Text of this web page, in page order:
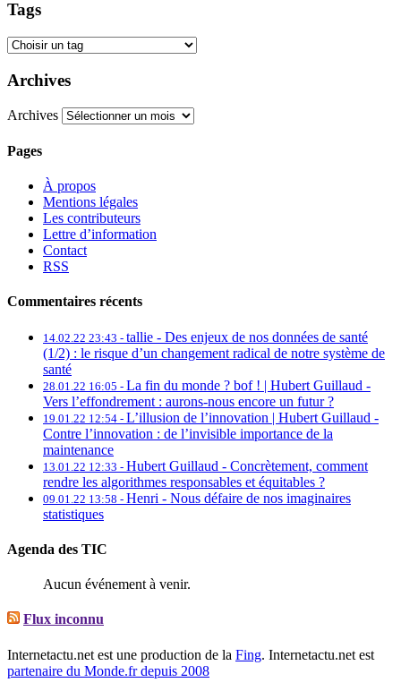
Tags
Archives
Archives
Pages
À propos
Mentions légales
Les contributeurs
Lettre d’information
Contact
RSS
Commentaires récents
14.02.22 23:43 - tallie - Des enjeux de nos données de santé
(1/2) : le risque d’un changement radical de notre système de
santé
28.01.22 16:05 - La fin du monde ? bof ! | Hubert Guillaud -
Vers l’effondrement : aurons-nous encore un futur ?
19.01.22 12:54 - L’illusion de l’innovation | Hubert Guillaud -
Contre l’innovation : de l’invisible importance de la
maintenance
13.01.22 12:33 - Hubert Guillaud - Concrètement, comment
rendre les algorithmes responsables et équitables ?
09.01.22 13:58 - Henri - Nous défaire de nos imaginaires
statistiques
Agenda des TIC
Aucun événement à venir.
Flux inconnu
Internetactu.net est une production de la Fing. Internetactu.net est
partenaire du Monde.fr depuis 2008